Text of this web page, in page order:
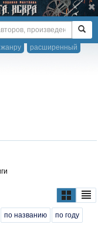
расширенный
жанру
по названию по году